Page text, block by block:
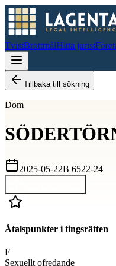
TvistBrottmålHitta jurist
Tillbaka till sökning
Dom
2025-05-22B 6522-24
Åtalspunkter i tingsrätten
F
Sexuellt ofredande